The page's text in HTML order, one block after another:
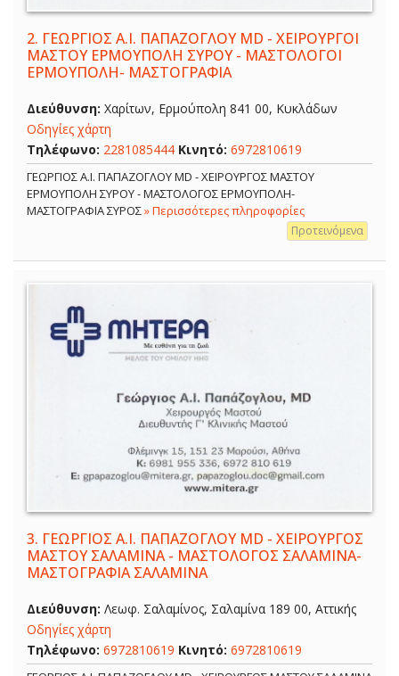
2. ΓΕΩΡΓΙΟΣ Α.Ι. ΠΑΠΑΖΟΓΛΟΥ MD - ΧΕΙΡΟΥΡΓΟΙ
ΜΑΣΤΟΥ ΕΡΜΟΥΠΟΛΗ ΣΥΡΟΥ - ΜΑΣΤΟΛΟΓΟΙ
ΕΡΜΟΥΠΟΛΗ- ΜΑΣΤΟΓΡΑΦΙΑ
Διεύθυνση: Χαρίτων, Ερμούπολη 841 00, Κυκλάδων
Οδηγίες χάρτη
Τηλέφωνο: 2281085444 Κινητό: 6972810619
ΓΕΩΡΓΙΟΣ Α.Ι. ΠΑΠΑΖΟΓΛΟΥ MD - ΧΕΙΡΟΥΡΓΟΣ ΜΑΣΤΟΥ
ΕΡΜΟΥΠΟΛΗ ΣΥΡΟΥ - ΜΑΣΤΟΛΟΓΟΣ ΕΡΜΟΥΠΟΛΗ-
ΜΑΣΤΟΓΡΑΦΙΑ ΣΥΡΟΣ» Περισσότερες πληροφορίες
Προτεινόμενα
3. ΓΕΩΡΓΙΟΣ Α.Ι. ΠΑΠΑΖΟΓΛΟΥ MD - ΧΕΙΡΟΥΡΓΟΣ
ΜΑΣΤΟΥ ΣΑΛΑΜΙΝΑ - ΜΑΣΤΟΛΟΓΟΣ ΣΑΛΑΜΙΝΑ-
ΜΑΣΤΟΓΡΑΦΙΑ ΣΑΛΑΜΙΝΑ
Διεύθυνση: Λεωφ. Σαλαμίνος, Σαλαμίνα 189 00, Αττικής
Οδηγίες χάρτη
Τηλέφωνο: 6972810619 Κινητό: 6972810619